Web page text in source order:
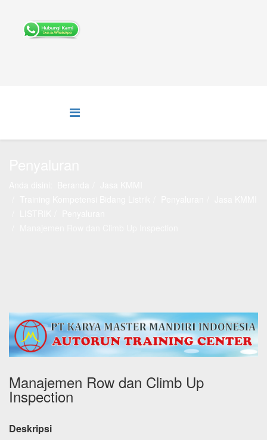
Manajemen Row dan Climb Up
Inspection
Deskripsi